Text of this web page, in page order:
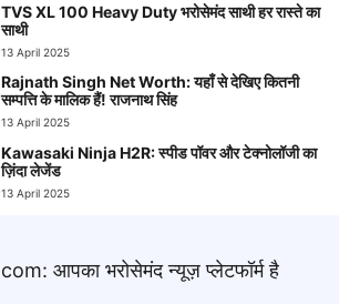
TVS XL 100 Heavy Duty भरोसेमंद साथी हर रास्ते का
साथी
13 April 2025
Rajnath Singh Net Worth: यहाँ से देखिए कितनी
सम्पत्ति के मालिक हैं! राजनाथ सिंह
13 April 2025
Kawasaki Ninja H2R: स्पीड पॉवर और टेक्नोलॉजी का
ज़िंदा लेजेंड
13 April 2025